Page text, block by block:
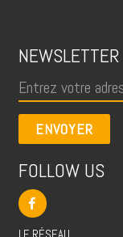
NEWSLETTER
ENVOYER
FOLLOW US
LE RÉSEAU